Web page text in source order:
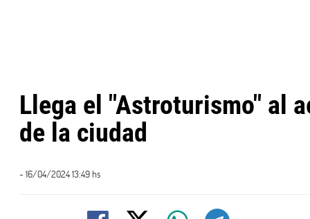
Llega el "Astroturismo" al
de la ciudad
- 16/04/2024 13:49 hs